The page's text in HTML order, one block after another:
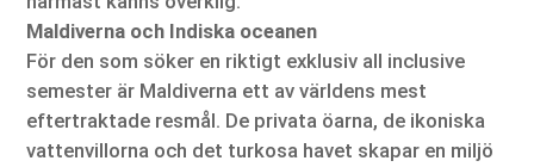
Maldiverna och Indiska oceanen
För den som söker en riktigt exklusiv all inclusive
semester är Maldiverna ett av världens mest
eftertraktade resmål. De privata öarna, de ikoniska
vattenvillorna och det turkosa havet skapar en miljö